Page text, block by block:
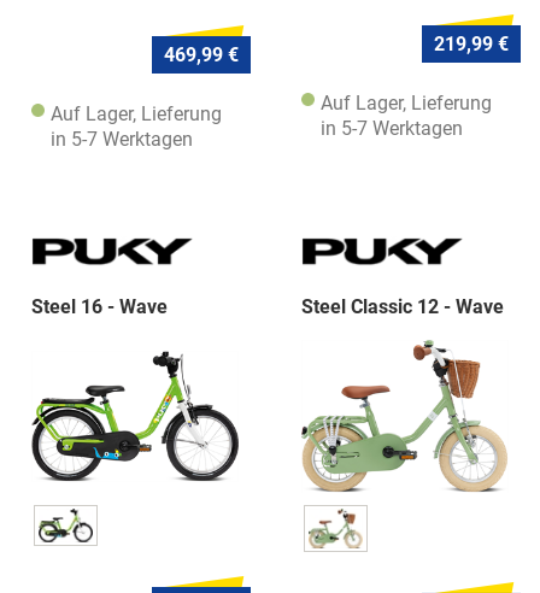
469,99 €
Auf Lager, Lieferung
in 5-7 Werktagen
219,99 €
Auf Lager, Lieferung
in 5-7 Werktagen
Steel 16 - Wave Steel Classic 12 - Wave